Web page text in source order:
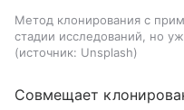
Метод клонирования с
стадии исследований, но
источник: Unsplash
Совмещает